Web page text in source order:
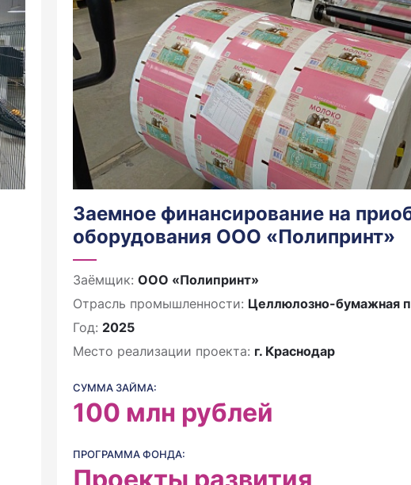
Заемное финансирование на
оборудования ООО «Полипринт»
Заёмщик: ООО «Полипринт»
Отрасль промышленности: Целлюлозно-бумажная
Год: 2025
Место реализации проекта: г. Краснодар
СУММА ЗАЙМА:
100 млн рублей
ПРОГРАММА ФОНДА: